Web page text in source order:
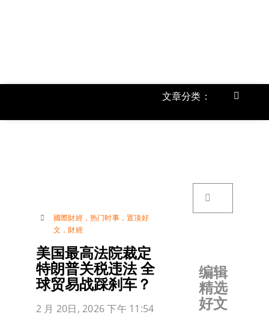
文章分类：
Toggle
國際財經， 热门时事，置顶好
文 ，財經
美国最高法院裁定
特朗普关税违法 全
球贸易战踩刹车？
2 月 20日, 2026 下午 11:54
编辑
精选
好文